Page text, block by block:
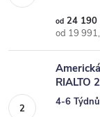
od 24 190
od 19
RIALTO
4-6 Týdnů